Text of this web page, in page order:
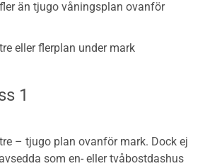
än tjugo våningsplan ovanför
eller flerplan under mark
1
– tjugo plan ovanför mark. Dock ej
som en- eller tvåbostdashus